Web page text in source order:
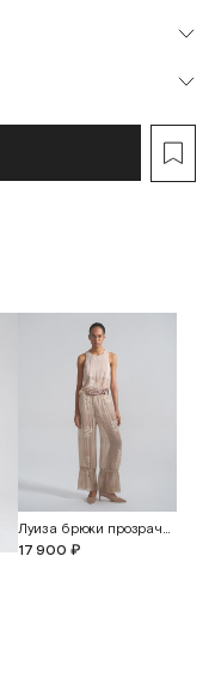
M
M
Луиза брюки прозрачные с шортами
17 900 ₽